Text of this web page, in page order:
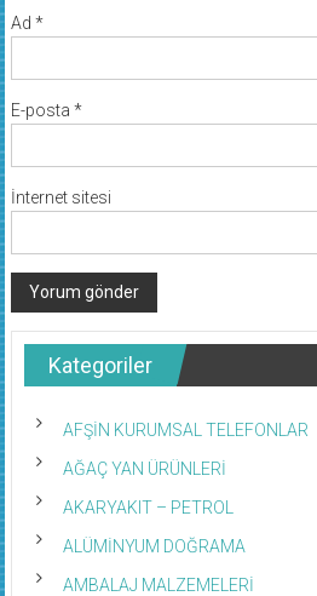
Ad *
E-posta *
İnternet sitesi
Kategoriler
AFŞİN KURUMSAL TELEFONLAR
AĞAÇ YAN ÜRÜNLERİ
AKARYAKIT – PETROL
ALÜMİNYUM DOĞRAMA
AMBALAJ MALZEMELERİ